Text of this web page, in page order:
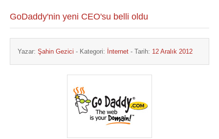
GoDaddy'nin yeni CEO'su belli oldu
Yazar: Şahin Gezici - Kategori: İnternet - Tarih: 12 Aralık 2012